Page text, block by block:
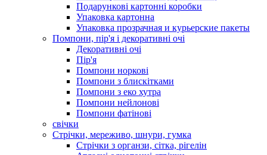
Подарункові картонні коробки
Упаковка картонна
Упаковка прозрачная и курьерские пакеты
Помпони, пір'я і декоративні очі
Декоративні очі
Пір'я
Помпони норкові
Помпони з блискітками
Помпони з еко хутра
Помпони нейлонові
Помпони фатінові
свічки
Стрічки, мереживо, шнури, гумка
Стрічки з органзи, сітка, рігелін